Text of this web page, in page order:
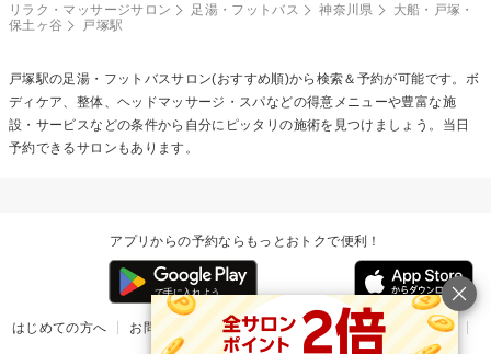
リラク・マッサージサロン 足湯・フットバス 神奈川県
大船・戸塚・
保土ヶ谷
戸塚駅
戸塚駅の足湯・フットバスサロン(おすすめ順)から検索＆予約が可能です。ボ
ディケア、整体、ヘッドマッサージ・スパなどの得意メニューや豊富な施
設・サービスなどの条件から自分にピッタリの施術を見つけましょう。当日
予約できるサロンもあります。
アプリからの予約ならもっとおトクで便利！
はじめての方へ お問い合わせ ヘルプ リリース情報
利用規約
掲載ご希望のサロン様